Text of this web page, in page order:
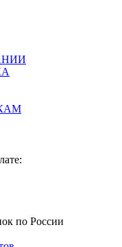
по России